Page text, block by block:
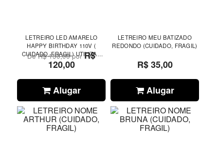
LETREIRO LED AMARELO
HAPPY BIRTHDAY 110V (
CUIDADO, FRAGIL) UTILIZAR
SOMENTE COM BARBANTE OU
FIO DE NYLON
DeR$ 150,00porR$
120,00
Alugar
LETREIRO MEU BATIZADO
REDONDO (CUIDADO, FRAGIL)
R$ 35,00
Alugar